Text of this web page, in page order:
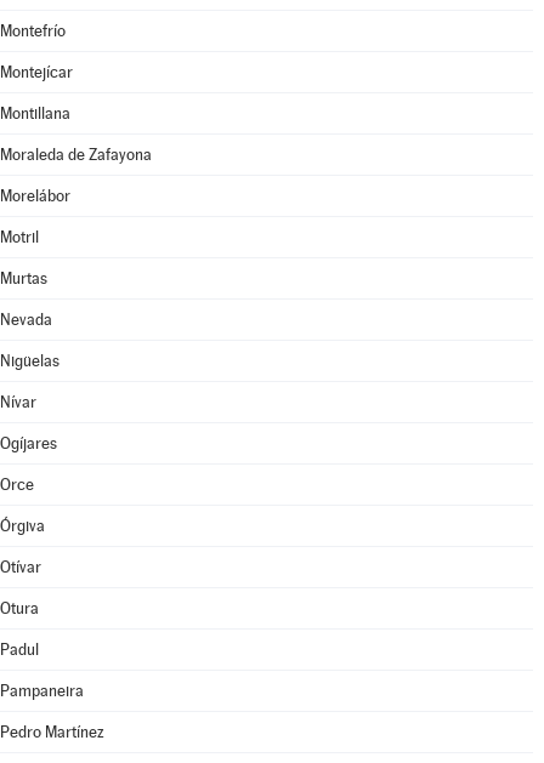
Montefrío
Montejícar
Montillana
Moraleda de Zafayona
Morelábor
Motril
Murtas
Nevada
Nigüelas
Nívar
Ogíjares
Orce
Órgiva
Otívar
Otura
Padul
Pampaneira
Pedro Martínez